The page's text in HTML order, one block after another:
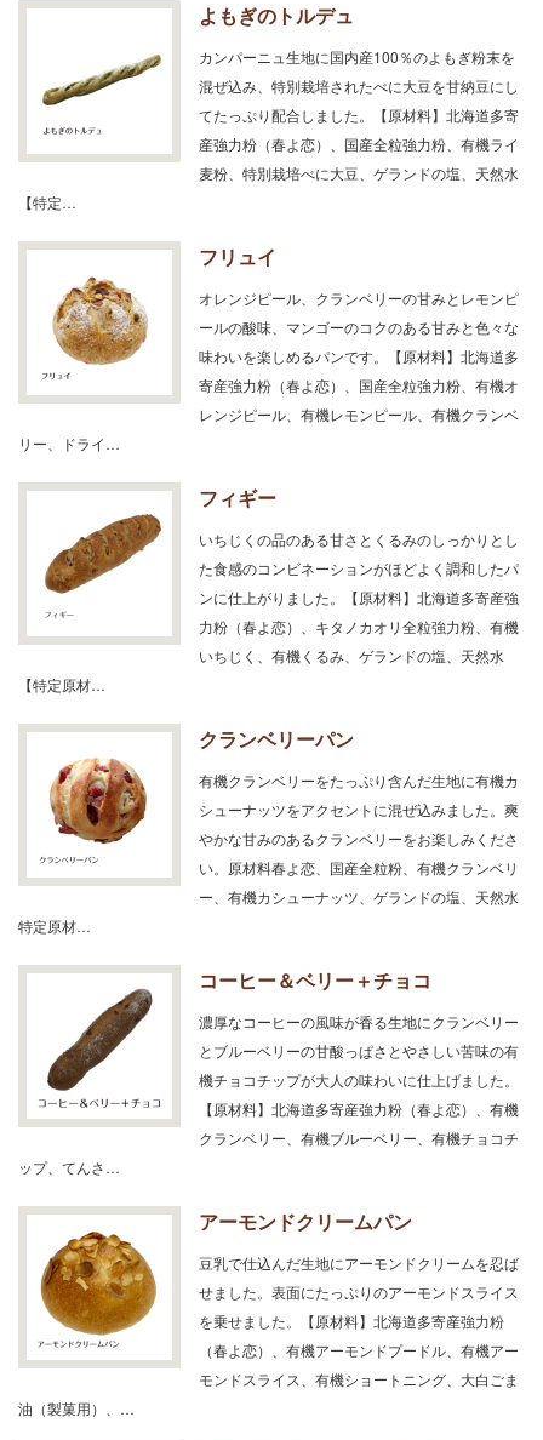
よもぎのトルデュ
カンパーニュ生地に国内産100％のよもぎ粉末を
混ぜ込み、特別栽培されたべに大豆を甘納豆にし
てたっぷり配合しました。【原材料】北海道多寄
産強力粉（春よ恋）、国産全粒強力粉、有機ライ
麦粉、特別栽培べに大豆、ゲランドの塩、天然水
【特定…
フリュイ
オレンジピール、クランベリーの甘みとレモンピ
ールの酸味、マンゴーのコクのある甘みと色々な
味わいを楽しめるパンです。【原材料】北海道多
寄産強力粉（春よ恋）、国産全粒強力粉、有機オ
レンジピール、有機レモンピール、有機クランベ
リー、ドライ…
フィギー
いちじくの品のある甘さとくるみのしっかりとし
た食感のコンビネーションがほどよく調和したパ
ンに仕上がりました。【原材料】北海道多寄産強
力粉（春よ恋）、キタノカオリ全粒強力粉、有機
いちじく、有機くるみ、ゲランドの塩、天然水
【特定原材…
クランベリーパン
有機クランベリーをたっぷり含んだ生地に有機カ
シューナッツをアクセントに混ぜ込みました。爽
やかな甘みのあるクランベリーをお楽しみくださ
い。原材料春よ恋、国産全粒粉、有機クランベリ
ー、有機カシューナッツ、ゲランドの塩、天然水
特定原材…
コーヒー＆ベリー＋チョコ
濃厚なコーヒーの風味が香る生地にクランベリー
とブルーベリーの甘酸っぱさとやさしい苦味の有
機チョコチップが大人の味わいに仕上げました。
【原材料】北海道多寄産強力粉（春よ恋）、有機
クランベリー、有機ブルーベリー、有機チョコチ
ップ、てんさ…
アーモンドクリームパン
豆乳で仕込んだ生地にアーモンドクリームを忍ば
せました。表面にたっぷりのアーモンドスライス
を乗せました。【原材料】北海道多寄産強力粉
（春よ恋）、有機アーモンドプードル、有機アー
モンドスライス、有機ショートニング、大白ごま
油（製菓用）、…